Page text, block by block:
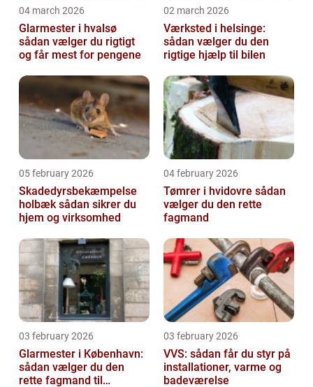
04 march 2026
Glarmester i hvalsø
sådan vælger du rigtigt
og får mest for pengene
02 march 2026
Værksted i helsinge:
sådan vælger du den
rigtige hjælp til bilen
05 february 2026
Skadedyrsbekæmpelse
holbæk sådan sikrer du
hjem og virksomhed
04 february 2026
Tømrer i hvidovre sådan
vælger du den rette
fagmand
03 february 2026
Glarmester i København:
sådan vælger du den
rette fagmand til
03 february 2026
VVS: sådan får du styr på
installationer, varme og
badeværelse